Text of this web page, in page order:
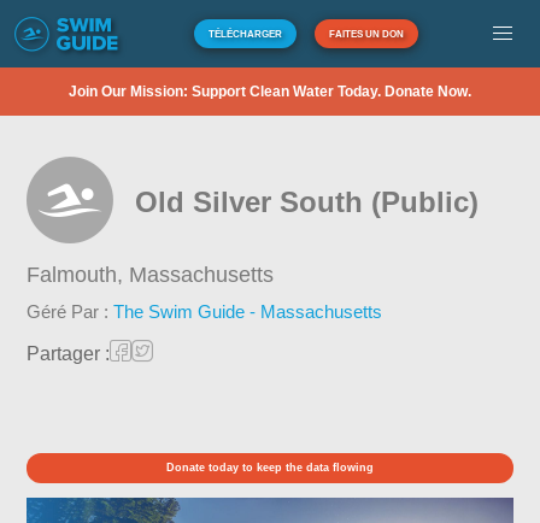
TÉLÉCHARGER FAITES UN DON
Join Our Mission: Support Clean Water Today. Donate Now.
Old Silver South (Public)
Falmouth, Massachusetts
Géré Par :The Swim Guide - Massachusetts
Partager :
Donate today to keep the data flowing